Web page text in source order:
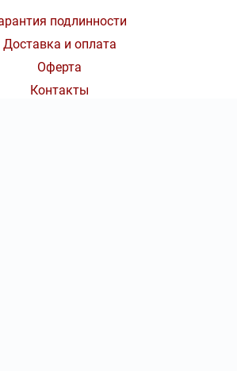
подлинности
Доставка и оплата
Оферта
Контакты